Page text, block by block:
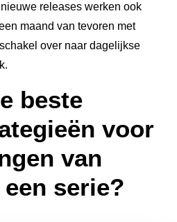
releases werken ook
maand van tevoren met
over naar dagelijkse
beste
voor
van
serie?